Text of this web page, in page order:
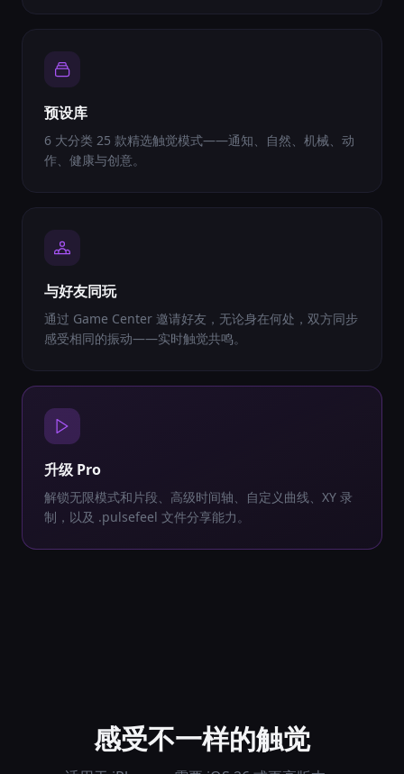
预设库
6 大分类 25 款精选触觉模式——通知、自然、机械、动
作、健康与创意。
与好友同玩
通过 Game Center 邀请好友，无论身在何处，双方同步
感受相同的振动——实时触觉共鸣。
升级 Pro
解锁无限模式和片段、高级时间轴、自定义曲线、XY 录
制，以及 .pulsefeel 文件分享能力。
感受不一样的触觉